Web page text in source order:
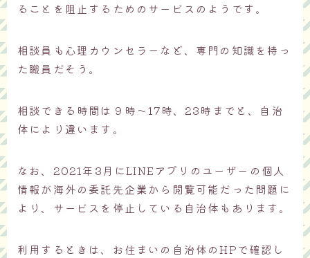
ることを阻止するためのサービスのようです。
相談員も心理カウンセラーなど、専門の知識を持っ
た職員だそう。
相談できる時間は９時～17時、23時までと、自治
体により違います。
なお、2021年3月にLINEアプリのユーザーの個人
情報が海外の委託先企業から閲覧可能だった問題に
より、サービスを停止している自治体もあります。
利用するときは、お住まいの自治体のHPで確認し